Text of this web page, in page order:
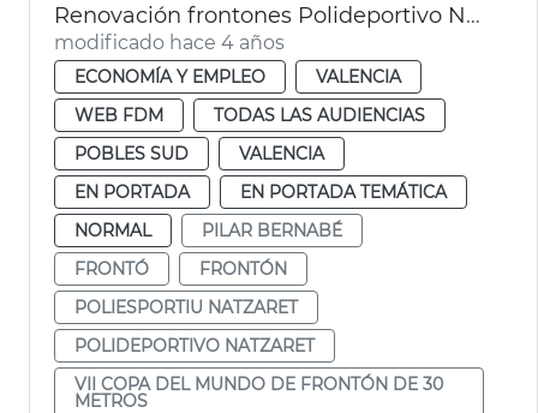
Renovación frontones Polideportivo Natzaret
modificado hace 4 años
ECONOMÍA Y EMPLEO
VALENCIA
WEB FDM
TODAS LAS AUDIENCIAS
POBLES SUD
VALENCIA
EN PORTADA
EN PORTADA TEMÁTICA
NORMAL
PILAR BERNABÉ
FRONTÓ
FRONTÓN
POLIESPORTIU NATZARET
POLIDEPORTIVO NATZARET
VII COPA DEL MUNDO DE FRONTÓN DE 30
METROS